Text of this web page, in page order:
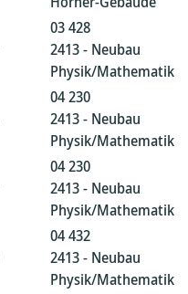
03 428
2413 - Neubau
Physik/Mathematik
04 230
2413 - Neubau
Physik/Mathematik
04 230
2413 - Neubau
Physik/Mathematik
04 432
2413 - Neubau
Physik/Mathematik